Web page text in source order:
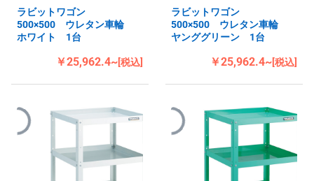
ラビットワゴン
500×500 ウレタン車輪
ホワイト 1台
￥25,962.4~[税込]
ラビットワゴン
500×500 ウレタン車輪
ヤンググリーン 1台
￥25,962.4~[税込]